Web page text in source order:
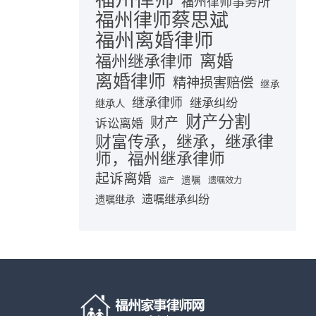
福州律师蔡思斌
福州离婚律师
福州继承律师 离婚
离婚律师 精神损害赔偿 继承
继承人 继承律师 继承纠纷
诉讼离婚 财产 财产分割
财富传承，继承，继承律
师，福州继承律师
起诉离婚 遗产 遗嘱 遗嘱效力
遗嘱继承 遗嘱继承纠纷